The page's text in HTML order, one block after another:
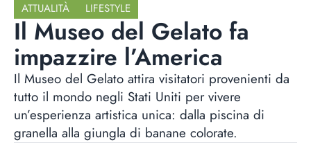
ATTUALITÀ LIFESTYLE
Il Museo del Gelato fa
impazzire l’America
Il Museo del Gelato attira visitatori provenienti da
tutto il mondo negli Stati Uniti per vivere
un’esperienza artistica unica: dalla piscina di
granella alla giungla di banane colorate.